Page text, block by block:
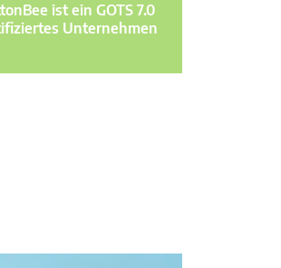
ist ein GOTS 7.0
Unternehmen